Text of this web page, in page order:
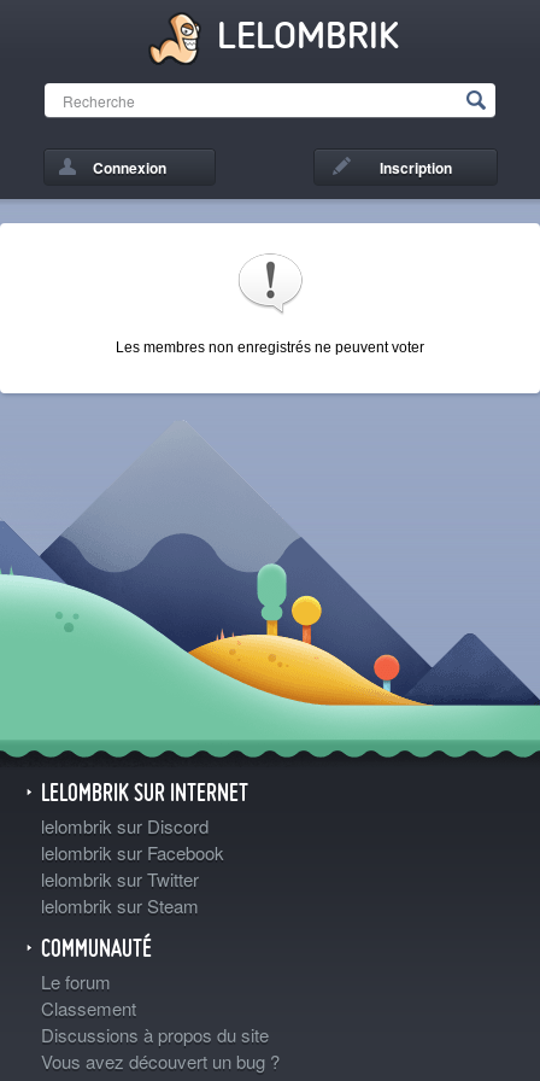
LELOMBRIK
Connexion Inscription
Les membres non enregistrés ne peuvent voter
LELOMBRIK SUR INTERNET
lelombrik sur Discord
lelombrik sur Facebook
lelombrik sur Twitter
lelombrik sur Steam
COMMUNAUTÉ
Le forum
Classement
Discussions à propos du site
Vous avez découvert un bug ?